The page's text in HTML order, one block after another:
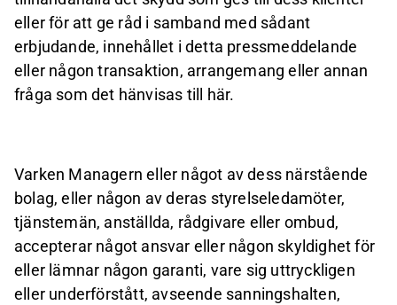
eller för att ge råd i samband med sådant
erbjudande, innehållet i detta pressmeddelande
eller någon transaktion, arrangemang eller annan
fråga som det hänvisas till här.
Varken Managern eller något av dess närstående
bolag, eller någon av deras styrelseledamöter,
tjänstemän, anställda, rådgivare eller ombud,
accepterar något ansvar eller någon skyldighet för
eller lämnar någon garanti, vare sig uttryckligen
eller underförstått, avseende sanningshalten,